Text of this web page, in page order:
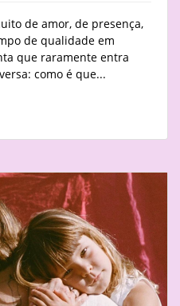
de amor, de presença,
de qualidade em
que raramente entra
como é que...